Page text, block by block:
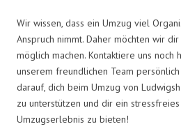
Wir wissen, dass ein Umzug viel
Anspruch nimmt. Daher möchten wir
möglich machen. Kontaktiere uns noch
unserem freundlichen Team
darauf, dich beim Umzug von
zu unterstützen und dir ein
Umzugserlebnis zu bieten!